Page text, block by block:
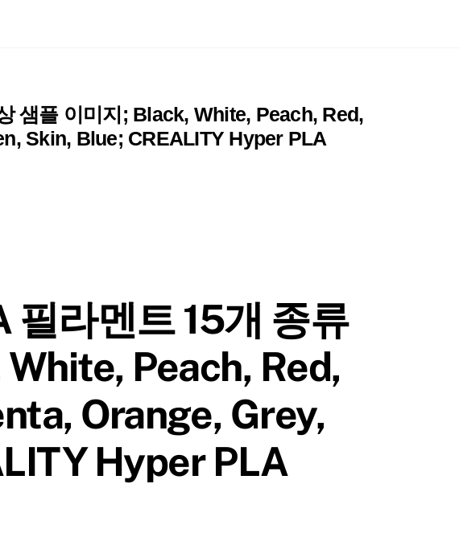
샘플 이미지; Black, White, Peach, Red,
Skin, Blue; CREALITY Hyper PLA
라멘트 15개 종류
Peach, Red,
Orange, Grey,
Hyper PLA